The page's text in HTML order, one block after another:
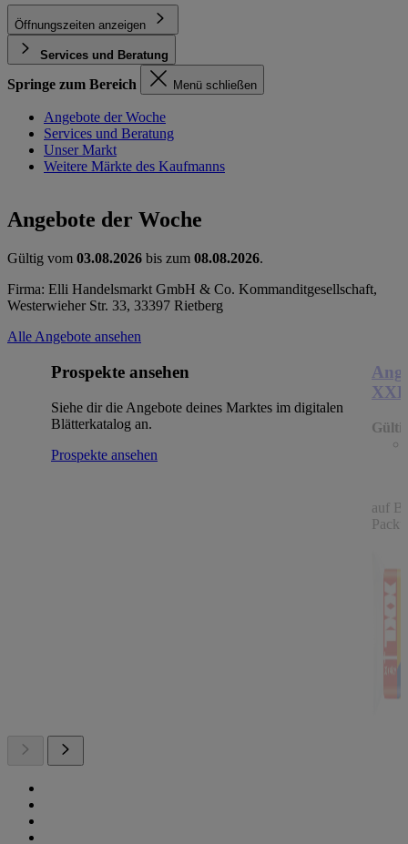
Öffnungszeiten anzeigen
Services und Beratung
Springe zum Bereich Menü schließen
Angebote der Woche
Services und Beratung
Unser Markt
Weitere Märkte des Kaufmanns
Angebote der Woche
Gültig vom 03.08.2026 bis zum 08.08.2026.
Firma: Elli Handelsmarkt GmbH & Co. Kommanditgesellschaft,
Westerwieher Str. 33, 33397 Rietberg
Alle Angebote ansehen
Prospekte ansehen
Siehe dir die Angebote deines Marktes im digitalen
Blätterkatalog an.
Prospekte ansehen
XXL
auf